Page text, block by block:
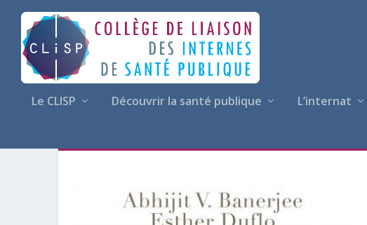
Le CLISP Découvrir la santé publique L’internat